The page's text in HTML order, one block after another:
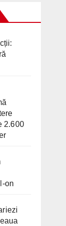
2.600
on